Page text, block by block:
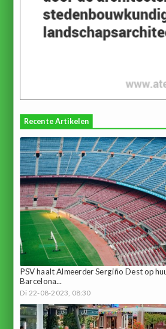
Recente Artikelen
PSV haalt Almeerder Sergiño Dest op
Barcelona...
Di 22-08-2023, 08:30